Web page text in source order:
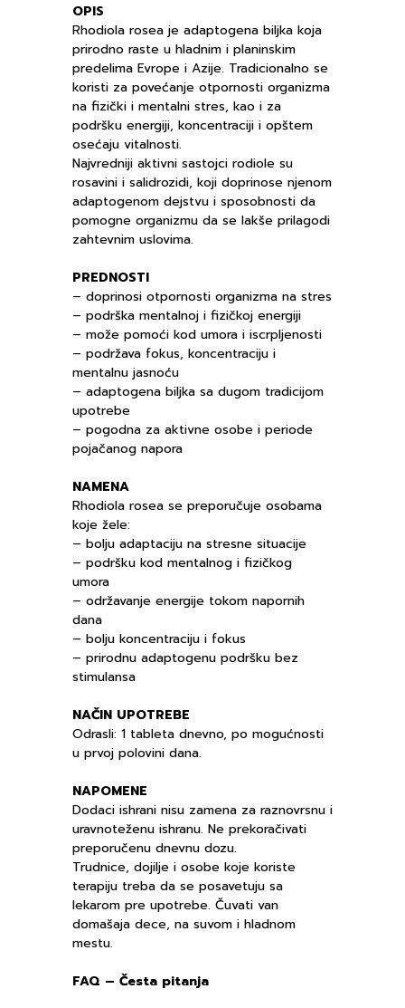
OPIS
Rhodiola rosea je adaptogena biljka koja
prirodno raste u hladnim i planinskim
predelima Evrope i Azije. Tradicionalno se
koristi za povećanje otpornosti organizma
na fizički i mentalni stres, kao i za
podršku energiji, koncentraciji i opštem
osećaju vitalnosti.
Najvredniji aktivni sastojci rodiole su
rosavini i salidrozidi, koji doprinose njenom
adaptogenom dejstvu i sposobnosti da
pomogne organizmu da se lakše prilagodi
zahtevnim uslovima.
PREDNOSTI
– doprinosi otpornosti organizma na stres
– podrška mentalnoj i fizičkoj energiji
– može pomoći kod umora i iscrpljenosti
– podržava fokus, koncentraciju i
mentalnu jasnoću
– adaptogena biljka sa dugom tradicijom
upotrebe
– pogodna za aktivne osobe i periode
pojačanog napora
NAMENA
Rhodiola rosea se preporučuje osobama
koje žele:
– bolju adaptaciju na stresne situacije
– podršku kod mentalnog i fizičkog
umora
– održavanje energije tokom napornih
dana
– bolju koncentraciju i fokus
– prirodnu adaptogenu podršku bez
stimulansa
NAČIN UPOTREBE
Odrasli: 1 tableta dnevno, po mogućnosti
u prvoj polovini dana.
NAPOMENE
Dodaci ishrani nisu zamena za raznovrsnu i
uravnoteženu ishranu. Ne prekoračivati
preporučenu dnevnu dozu.
Trudnice, dojilje i osobe koje koriste
terapiju treba da se posavetuju sa
lekarom pre upotrebe. Čuvati van
domašaja dece, na suvom i hladnom
mestu.
FAQ – Česta pitanja